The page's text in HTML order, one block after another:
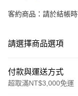
客約商品：請於結帳
請選擇商品選項
付款與運送方式
超取滿NT$3,000免運